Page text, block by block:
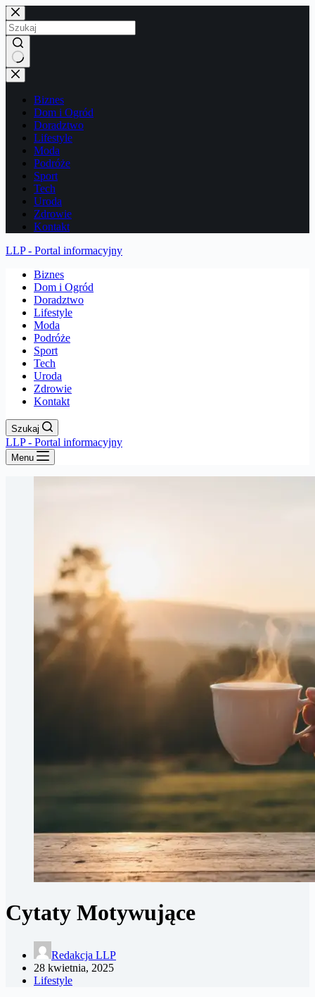
Przejdź
do
treści
Brak
wyników
Biznes
Dom i Ogród
Doradztwo
Lifestyle
Moda
Podróże
Sport
Tech
Uroda
Zdrowie
Kontakt
LLP - Portal informacyjny
Biznes
Dom i Ogród
Doradztwo
Lifestyle
Moda
Podróże
Sport
Tech
Uroda
Zdrowie
Kontakt
Szukaj
LLP - Portal informacyjny
Menu
Cytaty Motywujące
Redakcja LLP
28 kwietnia, 2025
Lifestyle